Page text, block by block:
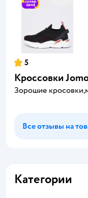
5
Кроссовки
Зорошие
Все отзывы на
Категории